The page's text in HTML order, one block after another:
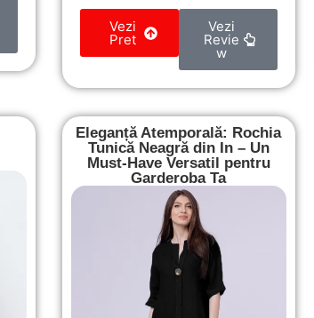
Vezi
Pret
Vezi
Revie
w
Eleganță Atemporală: Rochia
Tunică Neagră din In – Un
Must-Have Versatil pentru
Garderoba Ta